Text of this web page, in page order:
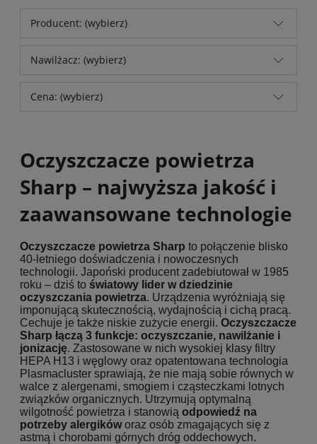
Producent: (wybierz)
Nawilżacz: (wybierz)
Cena: (wybierz)
Oczyszczacze powietrza
Sharp – najwyższa jakość i
zaawansowane technologie
Oczyszczacze powietrza Sharp to połączenie blisko
40-letniego doświadczenia i nowoczesnych
technologii. Japoński producent zadebiutował w 1985
roku – dziś to światowy lider w dziedzinie
oczyszczania powietrza. Urządzenia wyróżniają się
imponującą skutecznością, wydajnością i cichą pracą.
Cechuje je także niskie zużycie energii. Oczyszczacze
Sharp łączą 3 funkcje: oczyszczanie, nawilżanie i
jonizację. Zastosowane w nich wysokiej klasy filtry
HEPA H13 i węglowy oraz opatentowana technologia
Plasmacluster sprawiają, że nie mają sobie równych w
walce z alergenami, smogiem i cząsteczkami lotnych
związków organicznych. Utrzymują optymalną
wilgotność powietrza i stanowią odpowiedź na
potrzeby alergikóworaz osób zmagających się z
astmą i chorobami górnych dróg oddechowych.